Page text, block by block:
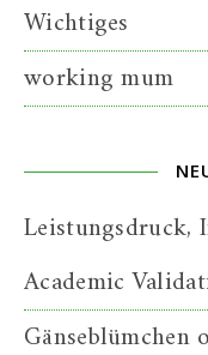
Wichtiges
working mum
Leistungsdruck,
Academic
Gänseblümchen